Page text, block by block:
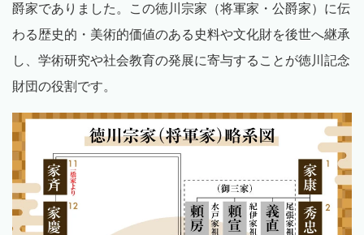
爵家でありました。この徳川宗家（将軍家・公爵家）に伝
わる歴史的・美術的価値のある史料や文化財を後世へ継承
し、学術研究や社会教育の発展に寄与することが徳川記念
財団の役割です。